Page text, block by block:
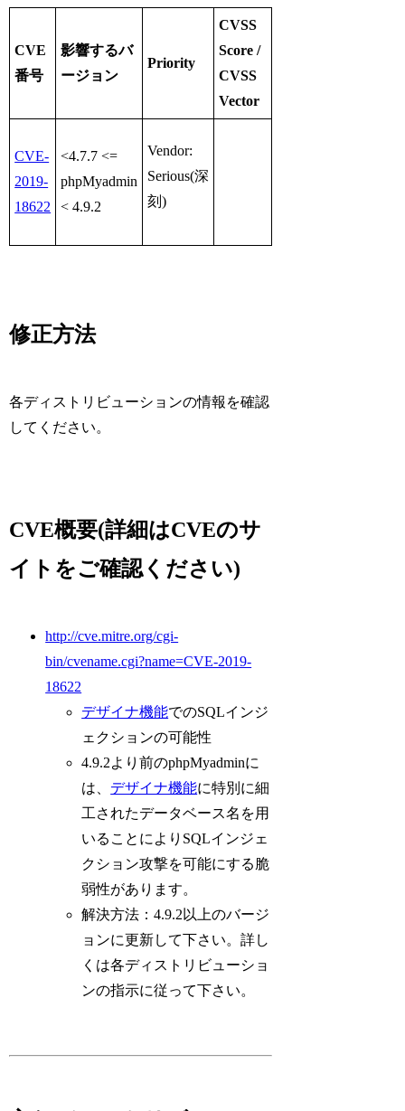
CVE
番号
影響するバ
ージョン
Priority
CVSS
Score /
CVSS
Vector
CVE-
2019-
18622
<4.7.7 <=
phpMyadmin
< 4.9.2
Vendor:
Serious(深
刻)
修正方法
各ディストリビューションの情報を確認
してください。
CVE概要(詳細はCVEのサ
イトをご確認ください)
http://cve.mitre.org/cgi-
bin/cvename.cgi?name=CVE-2019-
18622
デザイナ機能でのSQLインジ
ェクションの可能性
4.9.2より前のphpMyadminに
は、 デザイナ機能に特別に細
工されたデータベース名を用
いることによりSQLインジェ
クション攻撃を可能にする脆
弱性があります。
解決方法：4.9.2以上のバージ
ョンに更新して下さい。詳し
くは各ディストリビューショ
ンの指示に従って下さい。